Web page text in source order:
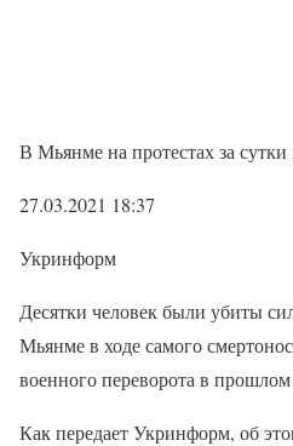
В Мьянме на протестах за
27.03.2021 18:37
Укринформ
Десятки человек были убиты
Мьянме в ходе самого
военного переворота в
Как передает Укринформ, об